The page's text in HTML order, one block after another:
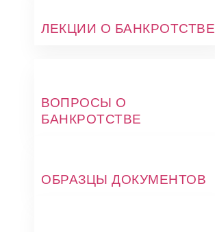
ЛЕКЦИИ О БАНКРОТСТВЕ
ВОПРОСЫ О
БАНКРОТСТВЕ
ОБРАЗЦЫ ДОКУМЕНТОВ